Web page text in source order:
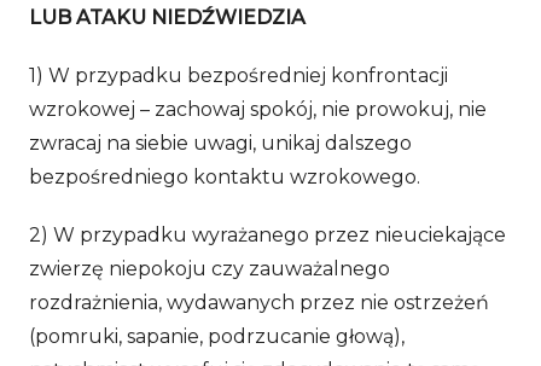
LUB ATAKU NIEDŹWIEDZIA
1) W przypadku bezpośredniej konfrontacji
wzrokowej – zachowaj spokój, nie prowokuj, nie
zwracaj na siebie uwagi, unikaj dalszego
bezpośredniego kontaktu wzrokowego.
2) W przypadku wyrażanego przez nieuciekające
zwierzę niepokoju czy zauważalnego
rozdrażnienia, wydawanych przez nie ostrzeżeń
(pomruki, sapanie, podrzucanie głową),